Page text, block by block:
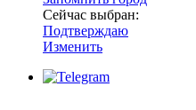
Сейчас выбран:
Подтверждаю
Изменить